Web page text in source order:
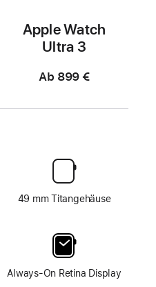
Apple Watch
Ultra 3
Ab 899 €
49 mm Titangehäuse
Always-On Retina Display